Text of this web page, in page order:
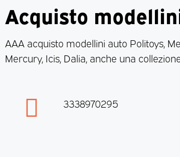
Acquisto
AAA acquisto modellini auto Politoys,
Mercury, Icis, Dalia, anche una
3338970295